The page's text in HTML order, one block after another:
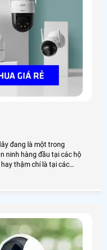
đang là một trong
ninh hàng đầu tại các hộ
thậm chí là tại các